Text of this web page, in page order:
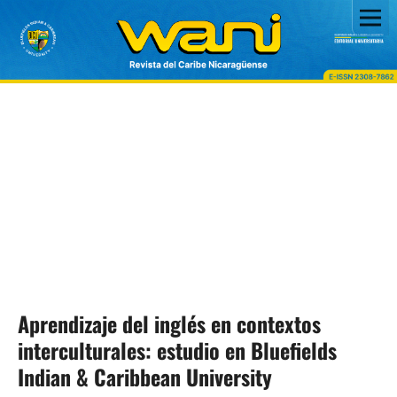
Aprendizaje del inglés en contextos
interculturales: estudio en Bluefields
Indian & Caribbean University